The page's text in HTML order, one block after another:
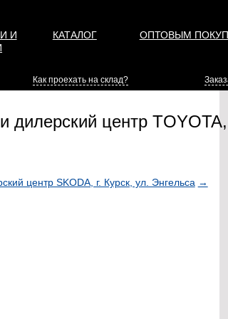
И
КАТАЛОГ ОПТОВЫМ
Как проехать на склад?
дилерский центр
центр SKODA, г. Курск, ул. Энгельса →